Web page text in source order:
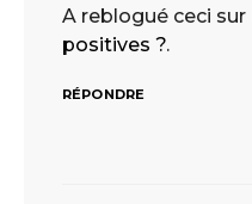
A reblogué ceci sur
positives ?.
RÉPONDRE